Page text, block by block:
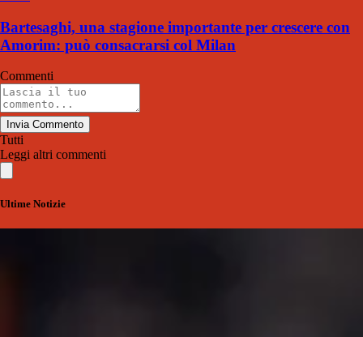
Bartesaghi, una stagione importante per crescere con
Amorim: può consacrarsi col Milan
Commenti
Invia Commento
Tutti
Leggi altri commenti
Ultime Notizie